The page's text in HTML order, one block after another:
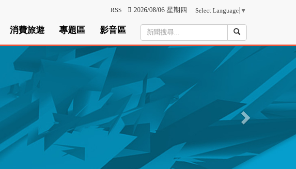
RSS 2026/08/06 星期四 Select Language ▼
消費旅遊 專題區 影音區